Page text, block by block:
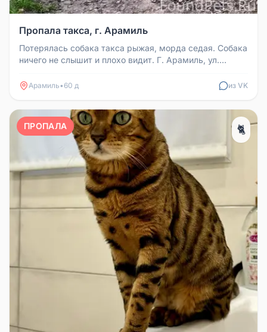
Пропала такса, г. Арамиль
Потерялась собака такса рыжая, морда седая. Собака
ничего не слышит и плохо видит. Г. Арамиль, ул.
Арамиль•60 д из VK
ПРОПАЛА 🐈